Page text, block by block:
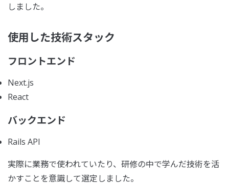
しました。
使用した技術スタック
フロントエンド
Next.js
React
バックエンド
Rails API
実際に業務で使われていたり、研修の中で学んだ技術を活
かすことを意識して選定しました。